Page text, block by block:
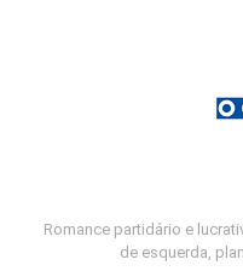
Romance partidário e
de esquerda,